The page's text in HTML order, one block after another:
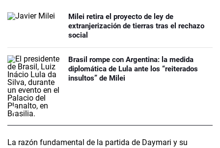
Milei retira el proyecto de ley de
extranjerización de tierras tras el rechazo
social
Brasil rompe con Argentina: la medida
diplomática de Lula ante los “reiterados
insultos” de Milei
La razón fundamental de la partida de Daymari y su